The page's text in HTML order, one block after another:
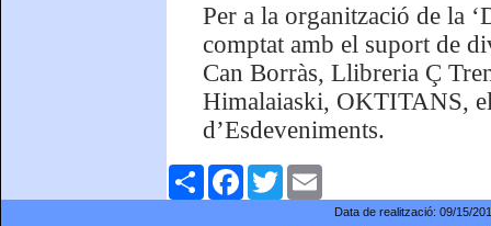
Per a la organització de la
comptat amb el suport de
Can Borràs, Llibreria Ç
Himalaiaski, OKTITANS,
d’Esdeveniments.
ComparteixFacebookTwitter
Data de realització: 09/15/